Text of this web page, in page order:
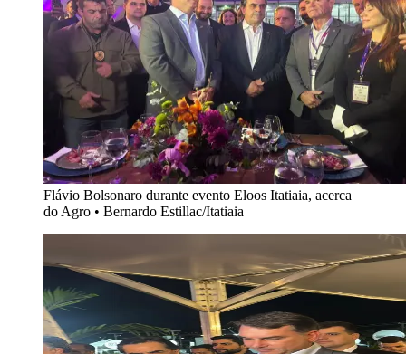
Flávio Bolsonaro durante evento Eloos Itatiaia, acerca
do Agro • Bernardo Estillac/Itatiaia